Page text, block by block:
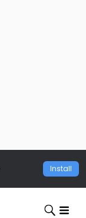
Install